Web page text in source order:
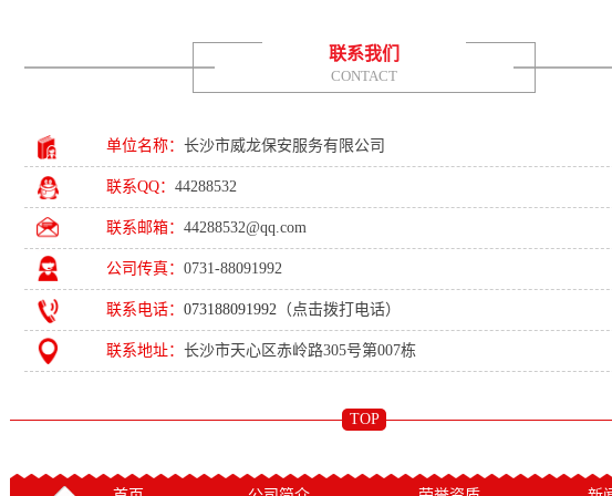
联系我们
CONTACT
单位名称： 长沙市威龙保安服务有限公司
联系QQ： 44288532
联系邮箱： 44288532@qq.com
公司传真： 0731-88091992
联系电话： 073188091992（点击拨打电话）
联系地址： 长沙市天心区赤岭路305号第007栋
TOP